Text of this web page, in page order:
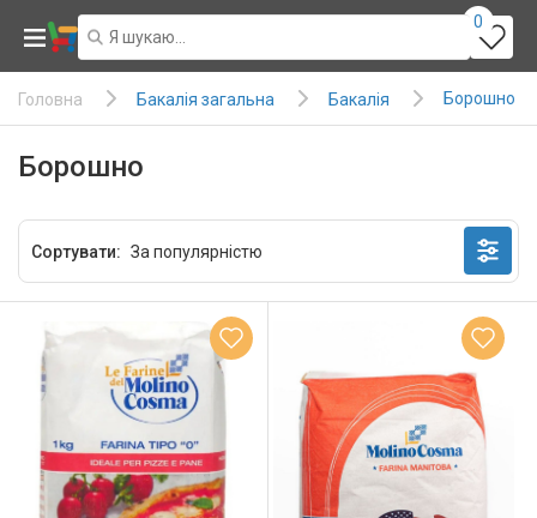
0
Головна Бакалія загальна Бакалія Борошно
Борошно
Сортувати: